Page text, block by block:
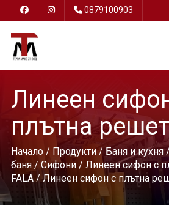
0879100903
Линеен
плътна
Начало/ Продукти/Баня и кухня
баня/ Сифони/ Линеен сифон с
FALA/ Линеен сифон с плътна